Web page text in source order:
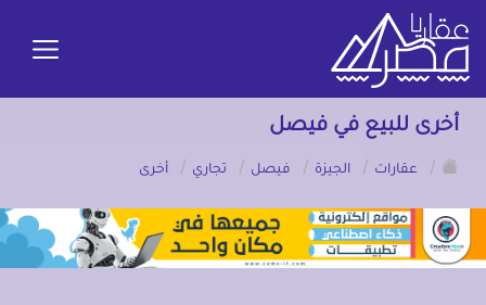
أخرى للبيع في فيصل
/
عقارات / الجيزة / فيصل / تجاري / أخرى